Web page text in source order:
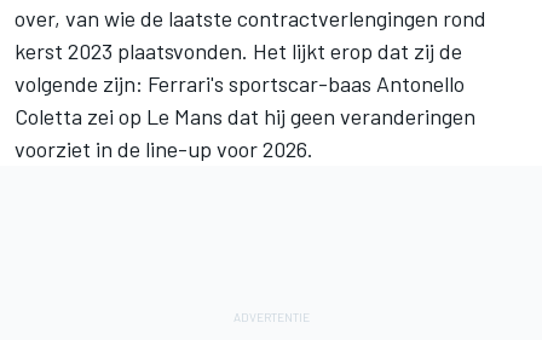
over, van wie de laatste contractverlengingen rond
kerst 2023 plaatsvonden. Het lijkt erop dat zij de
volgende zijn: Ferrari's sportscar-baas Antonello
Coletta zei op Le Mans dat hij geen veranderingen
voorziet in de line-up voor 2026.